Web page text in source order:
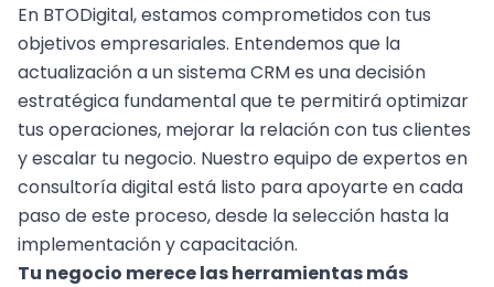
En BTODigital, estamos comprometidos con tus
objetivos empresariales. Entendemos que la
actualización a un sistema CRM es una decisión
estratégica fundamental que te permitirá optimizar
tus operaciones, mejorar la relación con tus clientes
y escalar tu negocio. Nuestro equipo de expertos en
consultoría digitalestá listo para apoyarte en cada
paso de este proceso, desde la selección hasta la
implementación y capacitación.
Tu negocio merece las herramientas más